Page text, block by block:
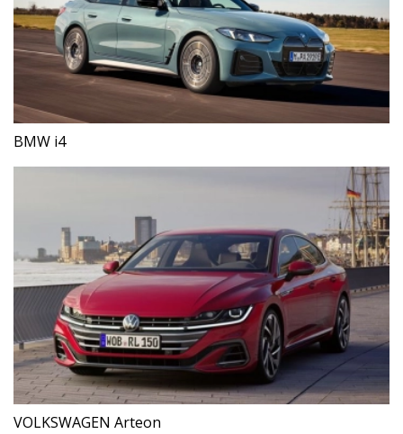
BMW i4
VOLKSWAGEN Arteon